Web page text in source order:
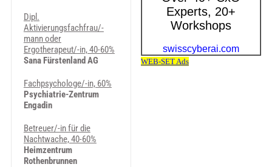
Dipl.
Aktivierungsfachfrau/-
mann oder
Ergotherapeut/-in, 40-60%
Sana Fürstenland AG
Fachpsychologe/-in, 60%
Psychiatrie-Zentrum
Engadin
Betreuer/-in für die
Nachtwache, 40-60%
Heimzentrum
Rothenbrunnen